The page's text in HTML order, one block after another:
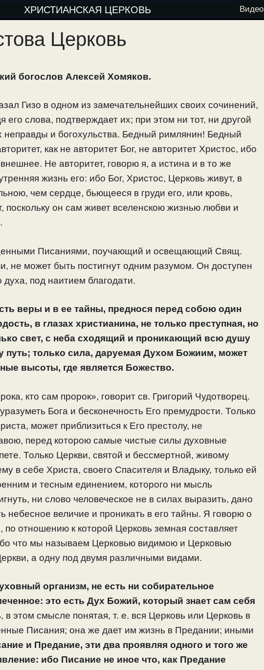
ХРИСТИАНСКАЯ ЦЕРКОВЬ Видео
Церковь
богослов Алексей Хомяков.
Гизо в одном из замечательнейших своих сочинений,
его слова, подтверждает их; при этом ни тот, ни другой
неправды и богохульства. Бедный римлянин! Бедный
как не авторитет Бог, не авторитет Христос, ибо
Не авторитет, говорю я, а истина и в то же
жизнь его: ибо Бог, Христос, Церковь живут, в
чем сердце, бьющееся в груди его, или кровь,
поскольку он сам живет вселенскою жизнью любви и
Писаниями, поучающий и освещающий Свящ.
не может быть постигнут одним разумом. Он доступен
духа, под наитием благодати.
веры и в ее тайны, преднося перед собою один
в глазах христианина, не только преступная, но
свет, с неба сходящий и проникающий всю душу
путь; только сила, даруемая Духом Божиим, может
высоты, где является Божество.
кто сам пророк», говорит св. Григорий Чудотворец.
Бога и бесконечность Его премудрости. Только
может приблизиться к Его престолу, не
перед которою самые чистые силы духовные
Только Церкви, святой и бессмертной, живому
в себе Христа, своего Спасителя и Владыку, только ей
и тесным единением, которого ни мысль
ни слово человеческое не в силах выразить, дано
небесное величие и проникать в его тайны. Я говорю о
по отношению к которой Церковь земная составляет
что мы называем Церковью видимою и Церковью
а одну под двумя различными видами.
организм, не есть ни собирательное
это есть Дух Божий, который знает сам себя
в этом смысле понятая, т. е. вся Церковь или Церковь в
Писания; она же дает им жизнь в Предании; иными
и Предание, эти два проявляя одного и того же
ибо Писание не иное что, как Предание